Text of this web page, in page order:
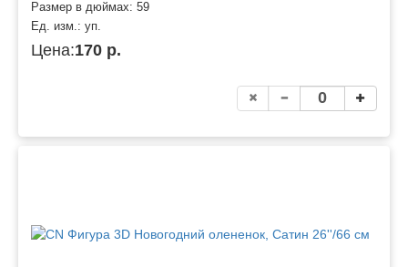
Размер в дюймах: 59
Ед. изм.: уп.
Цена:170 р.